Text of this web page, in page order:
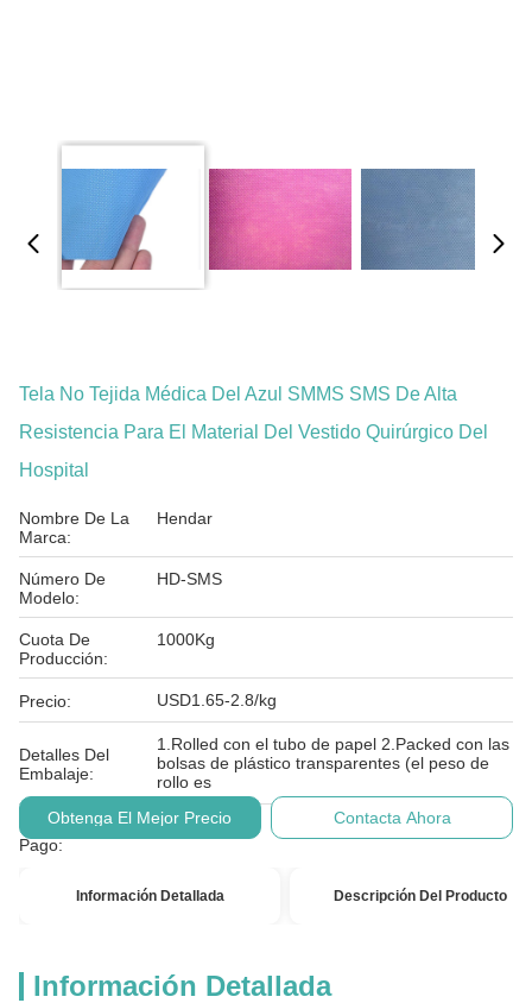
Tela No Tejida Médica Del Azul SMMS SMS De Alta
Resistencia Para El Material Del Vestido Quirúrgico Del
Hospital
Nombre De La
Marca:
Hendar
Número De
Modelo:
HD-SMS
Cuota De
Producción:
1000Kg
Precio: USD1.65-2.8/kg
Detalles Del
Embalaje:
1.Rolled con el tubo de papel 2.Packed con las
bolsas de plástico transparentes (el peso de
rollo es
Condiciones De
Pago:
T/T
Obtenga El Mejor Precio Contacta Ahora
Información Detallada Descripción Del Producto
Información Detallada